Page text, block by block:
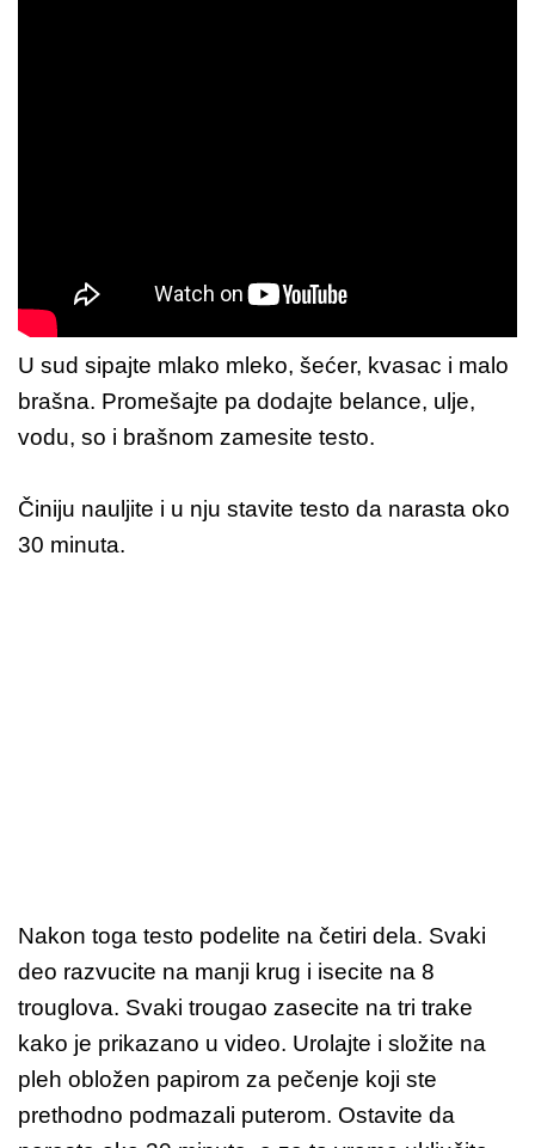
U sud sipajte mlako mleko, šećer, kvasac i malo
brašna. Promešajte pa dodajte belance, ulje,
vodu, so i brašnom zamesite testo.
Činiju nauljite i u nju stavite testo da narasta oko
30 minuta.
Nakon toga testo podelite na četiri dela. Svaki
deo razvucite na manji krug i isecite na 8
trouglova. Svaki trougao zasecite na tri trake
kako je prikazano u video. Urolajte i složite na
pleh obložen papirom za pečenje koji ste
prethodno podmazali puterom. Ostavite da